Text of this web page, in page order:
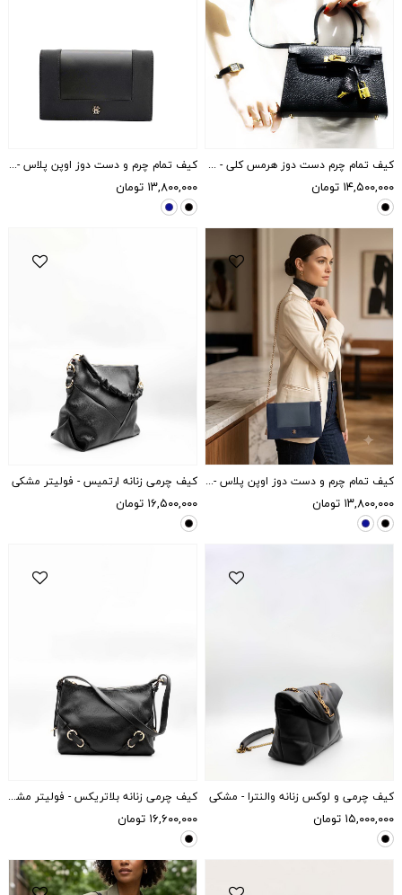
کیف تمام چرم دست دوز هرمس کلی - مشکی
۱۴,۵۰۰,۰۰۰ تومان
کیف تمام چرم و دست دوز اوپن پلاس - مشکی
۱۳,۸۰۰,۰۰۰ تومان
کیف تمام چرم و دست دوز اوپن پلاس - سرمه ای
۱۳,۸۰۰,۰۰۰ تومان
کیف چرمی زنانه ارتمیس - فولیتر مشکی
۱۶,۵۰۰,۰۰۰ تومان
کیف چرمی و لوکس زنانه والنترا - مشکی
۱۵,۰۰۰,۰۰۰ تومان
کیف چرمی زنانه بلاتریکس - فولیتر مشکی
۱۶,۶۰۰,۰۰۰ تومان